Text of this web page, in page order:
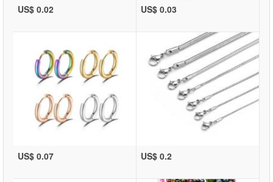
US$ 0.02 US$ 0.03
US$ 0.07 US$ 0.2